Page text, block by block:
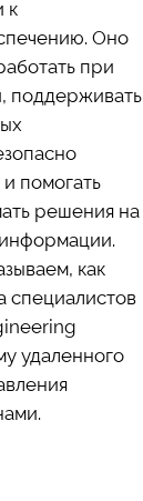
к
Оно
при
поддерживать
помогать
решения на
как
специалистов
удаленного